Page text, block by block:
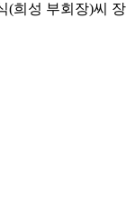
성 부회장)씨